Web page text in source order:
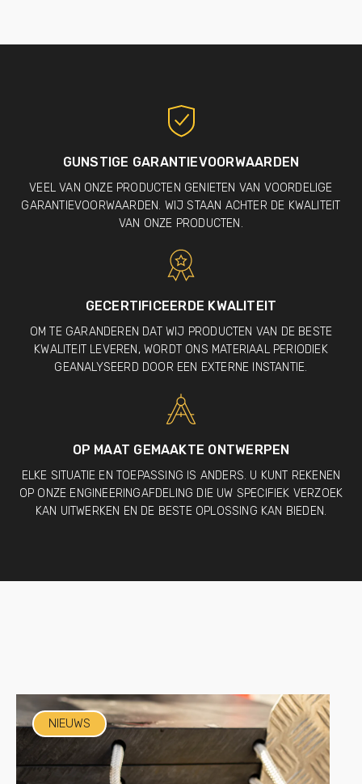
GUNSTIGE GARANTIEVOORWAARDEN
VEEL VAN ONZE PRODUCTEN GENIETEN VAN VOORDELIGE
GARANTIEVOORWAARDEN. WIJ STAAN ACHTER DE KWALITEIT
VAN ONZE PRODUCTEN.
GECERTIFICEERDE KWALITEIT
OM TE GARANDEREN DAT WIJ PRODUCTEN VAN DE BESTE
KWALITEIT LEVEREN, WORDT ONS MATERIAAL PERIODIEK
GEANALYSEERD DOOR EEN EXTERNE INSTANTIE.
OP MAAT GEMAAKTE ONTWERPEN
ELKE SITUATIE EN TOEPASSING IS ANDERS. U KUNT REKENEN
OP ONZE ENGINEERINGAFDELING DIE UW SPECIFIEK VERZOEK
KAN UITWERKEN EN DE BESTE OPLOSSING KAN BIEDEN.
NIEUWS